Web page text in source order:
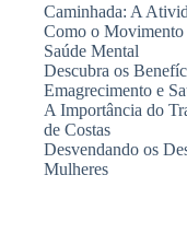
Caminhada: A
Como o Movimento
Saúde Mental
Descubra os
Emagrecimento e
A Importância do
de Costas
Desvendando os
Mulheres